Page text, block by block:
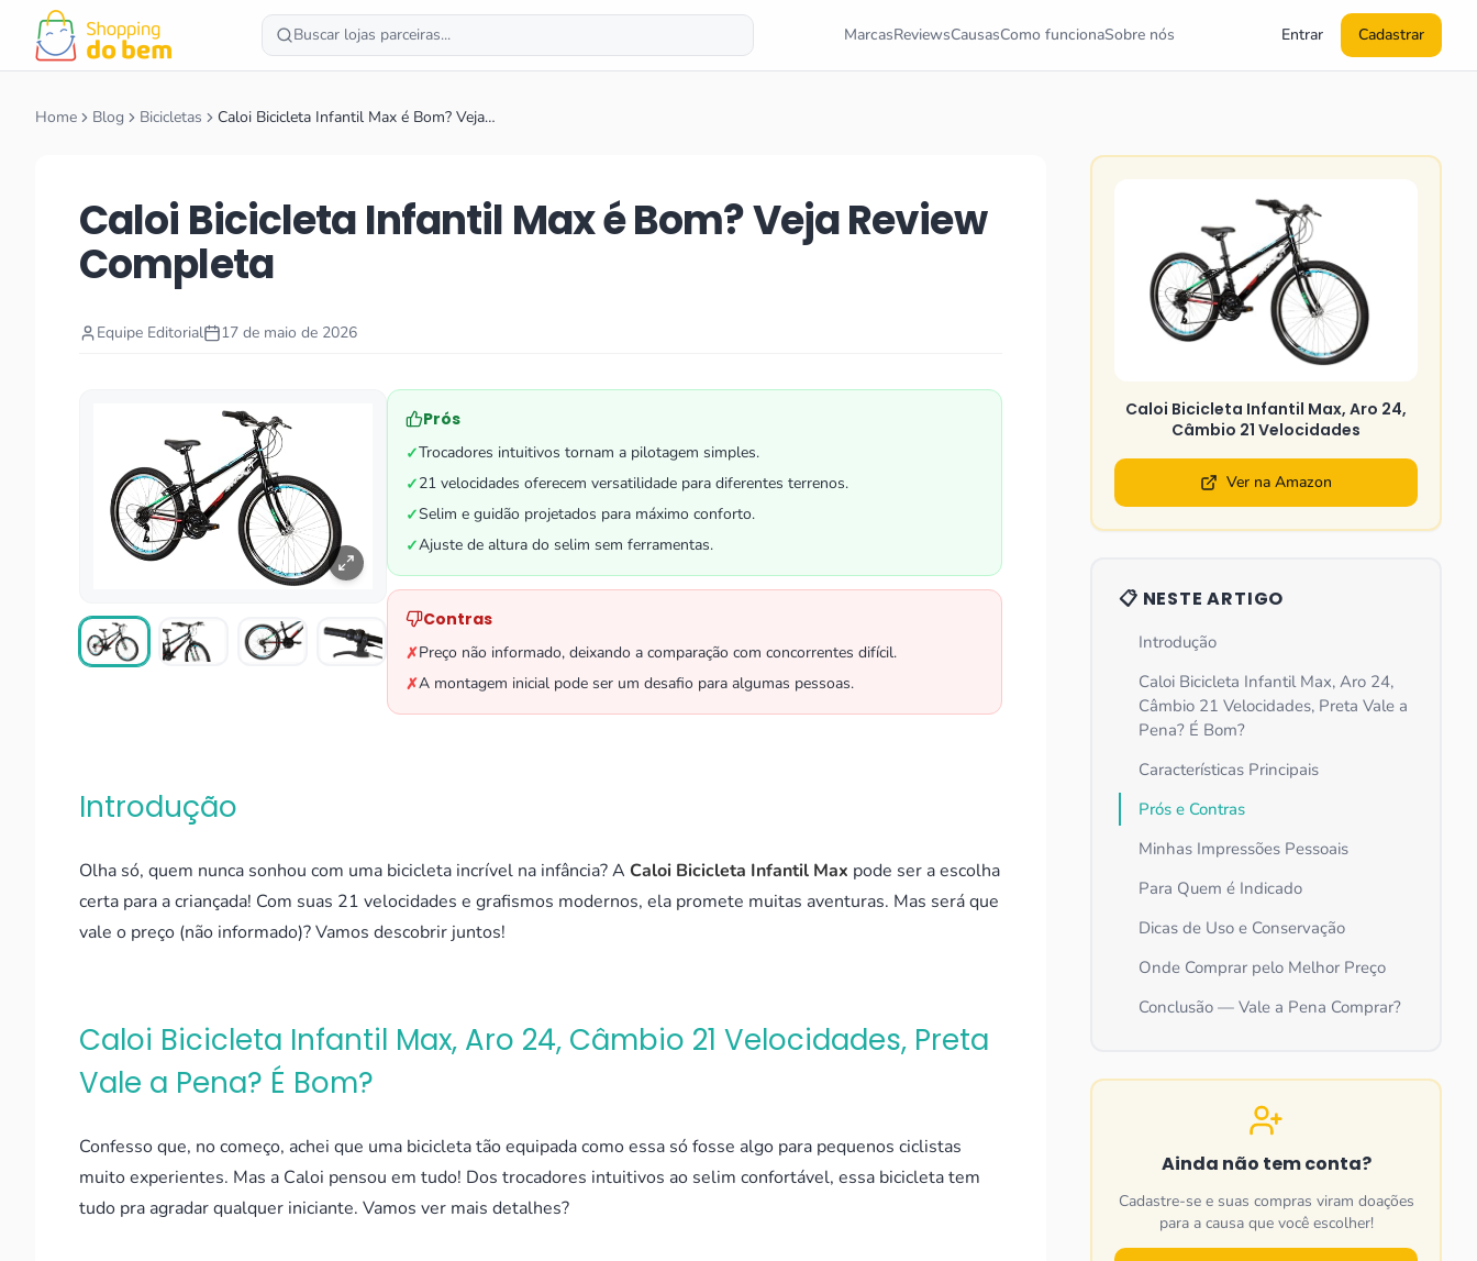
Buscar lojas parceiras... MarcasReviewsCausasComo funcionaSobre nós Entrar Cadastrar
Home Blog Bicicletas Caloi Bicicleta Infantil Max é Bom? Veja…
Caloi Bicicleta Infantil Max é Bom? Veja Review
Completa
Equipe Editorial 17 de maio de 2026
Prós
✓Trocadores intuitivos tornam a pilotagem simples.
✓21 velocidades oferecem versatilidade para diferentes terrenos.
✓Selim e guidão projetados para máximo conforto.
✓Ajuste de altura do selim sem ferramentas.
Contras
✗Preço não informado, deixando a comparação com concorrentes difícil.
✗A montagem inicial pode ser um desafio para algumas pessoas.
Introdução
Olha só, quem nunca sonhou com uma bicicleta incrível na infância? A Caloi Bicicleta Infantil Max pode ser a escolha
certa para a criançada! Com suas 21 velocidades e grafismos modernos, ela promete muitas aventuras. Mas será que
vale o preço (não informado)? Vamos descobrir juntos!
Caloi Bicicleta Infantil Max, Aro 24, Câmbio 21 Velocidades, Preta
Vale a Pena? É Bom?
Confesso que, no começo, achei que uma bicicleta tão equipada como essa só fosse algo para pequenos ciclistas
muito experientes. Mas a Caloi pensou em tudo! Dos trocadores intuitivos ao selim confortável, essa bicicleta tem
tudo pra agradar qualquer iniciante. Vamos ver mais detalhes?
Caloi Bicicleta Infantil Max, Aro 24,
Câmbio 21 Velocidades
Ver na Amazon
📋 NESTE ARTIGO
Introdução
Caloi Bicicleta Infantil Max, Aro 24,
Câmbio 21 Velocidades, Preta Vale a
Pena? É Bom?
Características Principais
Prós e Contras
Minhas Impressões Pessoais
Para Quem é Indicado
Dicas de Uso e Conservação
Onde Comprar pelo Melhor Preço
Conclusão — Vale a Pena Comprar?
Ainda não tem conta?
Cadastre-se e suas compras viram doações
para a causa que você escolher!